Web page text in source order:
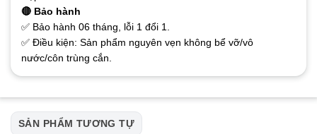
🔴 Bảo hành
✅ Bảo hành 06 tháng, lỗi 1 đổi 1.
✅ Điều kiện: Sản phẩm nguyên vẹn không bể vỡ/vô
nước/côn trùng cắn.
SẢN PHẨM TƯƠNG TỰ